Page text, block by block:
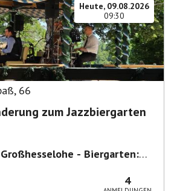
Heute, 09.08.2026
09:30
, 66
zum Jazzbiergarten
- Biergarten:
Georg-Kalb-
4